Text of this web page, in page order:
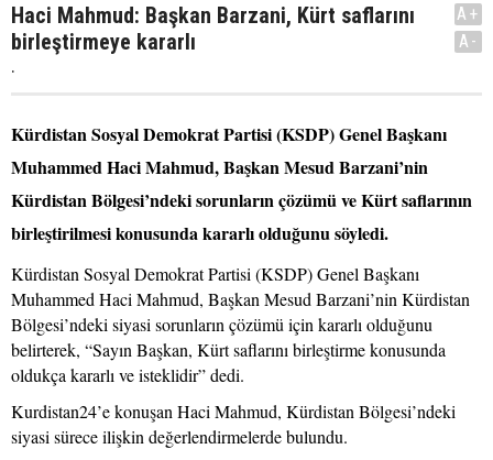
Haci Mahmud: Başkan Barzani, Kürt saflarını
birleştirmeye kararlı
.
A+
A-
Kürdistan Sosyal Demokrat Partisi (KSDP) Genel Başkanı
Muhammed Haci Mahmud, Başkan Mesud Barzani’nin
Kürdistan Bölgesi’ndeki sorunların çözümü ve Kürt saflarının
birleştirilmesi konusunda kararlı olduğunu söyledi.
Kürdistan Sosyal Demokrat Partisi (KSDP) Genel Başkanı
Muhammed Haci Mahmud, Başkan Mesud Barzani’nin Kürdistan
Bölgesi’ndeki siyasi sorunların çözümü için kararlı olduğunu
belirterek, “Sayın Başkan, Kürt saflarını birleştirme konusunda
oldukça kararlı ve isteklidir” dedi.
Kurdistan24’e konuşan Haci Mahmud, Kürdistan Bölgesi’ndeki
siyasi sürece ilişkin değerlendirmelerde bulundu.